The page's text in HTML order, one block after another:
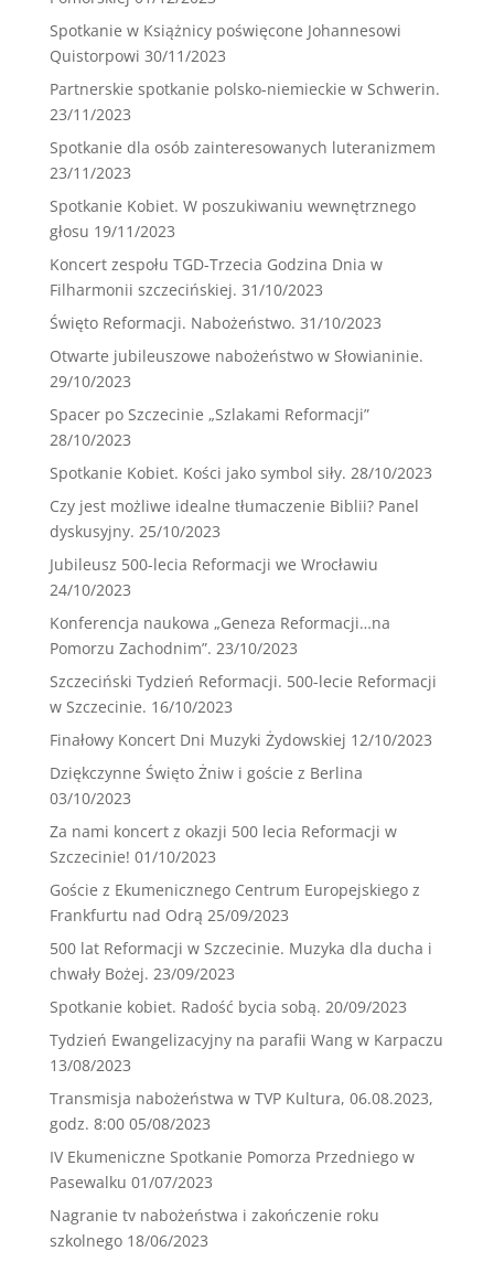
Spotkanie w Książnicy poświęcone Johannesowi
Quistorpowi 30/11/2023
Partnerskie spotkanie polsko-niemieckie w Schwerin.
23/11/2023
Spotkanie dla osób zainteresowanych luteranizmem
23/11/2023
Spotkanie Kobiet. W poszukiwaniu wewnętrznego
głosu 19/11/2023
Koncert zespołu TGD-Trzecia Godzina Dnia w
Filharmonii szczecińskiej. 31/10/2023
Święto Reformacji. Nabożeństwo. 31/10/2023
Otwarte jubileuszowe nabożeństwo w Słowianinie.
29/10/2023
Spacer po Szczecinie „Szlakami Reformacji”
28/10/2023
Spotkanie Kobiet. Kości jako symbol siły. 28/10/2023
Czy jest możliwe idealne tłumaczenie Biblii? Panel
dyskusyjny. 25/10/2023
Jubileusz 500-lecia Reformacji we Wrocławiu
24/10/2023
Konferencja naukowa „Geneza Reformacji…na
Pomorzu Zachodnim”. 23/10/2023
Szczeciński Tydzień Reformacji. 500-lecie Reformacji
w Szczecinie. 16/10/2023
Finałowy Koncert Dni Muzyki Żydowskiej 12/10/2023
Dziękczynne Święto Żniw i goście z Berlina
03/10/2023
Za nami koncert z okazji 500 lecia Reformacji w
Szczecinie! 01/10/2023
Goście z Ekumenicznego Centrum Europejskiego z
Frankfurtu nad Odrą 25/09/2023
500 lat Reformacji w Szczecinie. Muzyka dla ducha i
chwały Bożej. 23/09/2023
Spotkanie kobiet. Radość bycia sobą. 20/09/2023
Tydzień Ewangelizacyjny na parafii Wang w Karpaczu
13/08/2023
Transmisja nabożeństwa w TVP Kultura, 06.08.2023,
godz. 8:00 05/08/2023
IV Ekumeniczne Spotkanie Pomorza Przedniego w
Pasewalku 01/07/2023
Nagranie tv nabożeństwa i zakończenie roku
szkolnego 18/06/2023